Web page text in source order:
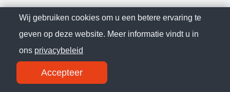
Dit is de beste pizzeria van Nederland
komen er al 35 jaar en nu vanuit Steenwijk is
Wij gebruiken cookies om u een betere ervaring te
geven op deze website. Meer informatie vindt u in
ons privacybeleid
Accepteer